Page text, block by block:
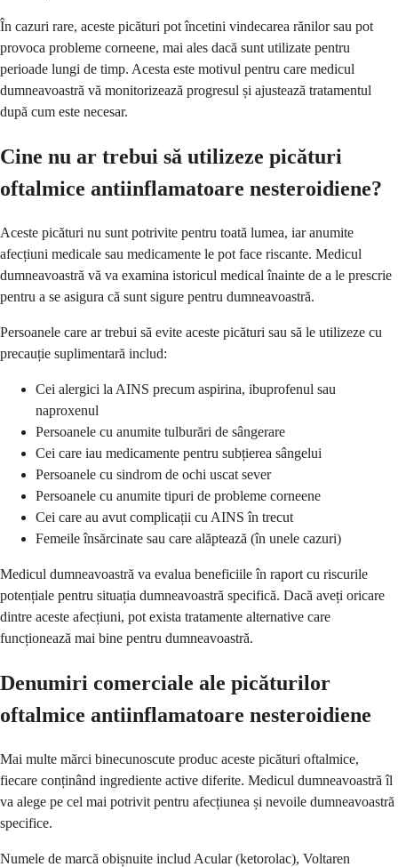
În cazuri rare, aceste picături pot încetini vindecarea rănilor sau pot
provoca probleme corneene, mai ales dacă sunt utilizate pentru
perioade lungi de timp. Acesta este motivul pentru care medicul
dumneavoastră vă monitorizează progresul și ajustează tratamentul
după cum este necesar.
Cine nu ar trebui să utilizeze picături
oftalmice antiinflamatoare nesteroidiene?
Aceste picături nu sunt potrivite pentru toată lumea, iar anumite
afecțiuni medicale sau medicamente le pot face riscante. Medicul
dumneavoastră vă va examina istoricul medical înainte de a le prescrie
pentru a se asigura că sunt sigure pentru dumneavoastră.
Persoanele care ar trebui să evite aceste picături sau să le utilizeze cu
precauție suplimentară includ:
Cei alergici la AINS precum aspirina, ibuprofenul sau
naproxenul
Persoanele cu anumite tulburări de sângerare
Cei care iau medicamente pentru subțierea sângelui
Persoanele cu sindrom de ochi uscat sever
Persoanele cu anumite tipuri de probleme corneene
Cei care au avut complicații cu AINS în trecut
Femeile însărcinate sau care alăptează (în unele cazuri)
Medicul dumneavoastră va evalua beneficiile în raport cu riscurile
potențiale pentru situația dumneavoastră specifică. Dacă aveți oricare
dintre aceste afecțiuni, pot exista tratamente alternative care
funcționează mai bine pentru dumneavoastră.
Denumiri comerciale ale picăturilor
oftalmice antiinflamatoare nesteroidiene
Mai multe mărci binecunoscute produc aceste picături oftalmice,
fiecare conținând ingrediente active diferite. Medicul dumneavoastră îl
va alege pe cel mai potrivit pentru afecțiunea și nevoile dumneavoastră
specifice.
Numele de marcă obișnuite includ Acular (ketorolac), Voltaren